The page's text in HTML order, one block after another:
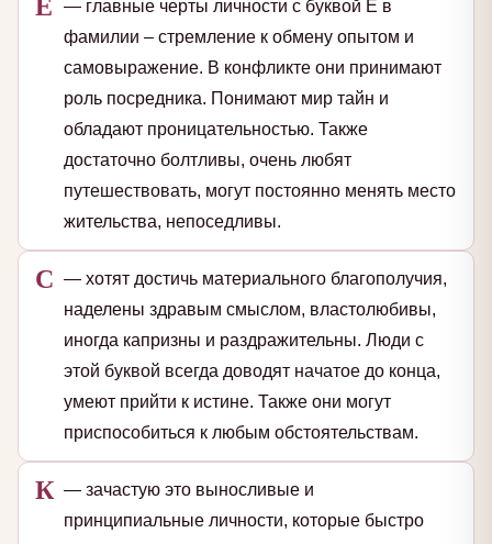
— главные черты личности с буквой Е в
фамилии – стремление к обмену опытом и
самовыражение. В конфликте они принимают
роль посредника. Понимают мир тайн и
обладают проницательностью. Также
достаточно болтливы, очень любят
путешествовать, могут постоянно менять место
жительства, непоседливы.
С — хотят достичь материального благополучия,
наделены здравым смыслом, властолюбивы,
иногда капризны и раздражительны. Люди с
этой буквой всегда доводят начатое до конца,
умеют прийти к истине. Также они могут
приспособиться к любым обстоятельствам.
К — зачастую это выносливые и
принципиальные личности, которые быстро